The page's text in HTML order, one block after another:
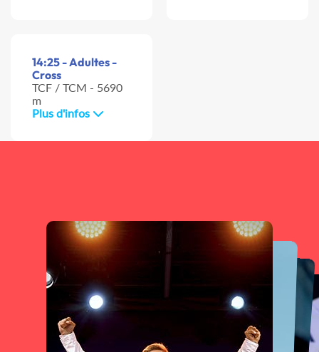
14:25 - Adultes -
Cross
TCF / TCM - 5690
m
Plus d'infos